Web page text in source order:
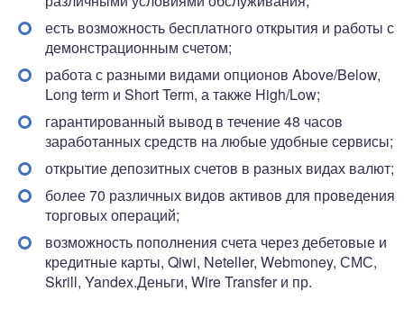
есть возможность бесплатного открытия и работы с
демонстрационным счетом;
работа с разными видами опционов Above/Below,
Long term и Short Term, а также High/Low;
гарантированный вывод в течение 48 часов
заработанных средств на любые удобные сервисы;
открытие депозитных счетов в разных видах валют;
более 70 различных видов активов для проведения
торговых операций;
возможность пополнения счета через дебетовые и
кредитные карты, Qiwi, Neteller, Webmoney, СМС,
Skrill, Yandex.Деньги, Wire Transfer и пр.